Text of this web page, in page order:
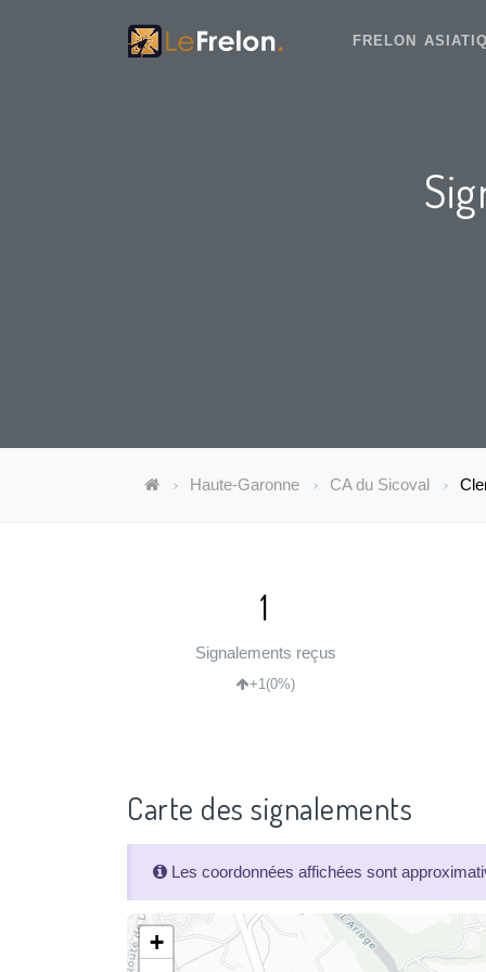
FRELON
Haute-Garonne CA du Sicoval
1
Signalements reçus
+1(0%)
Carte des signalements
Les coordonnées affichées sont
+